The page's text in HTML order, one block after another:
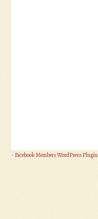
- Facebook Members WordPress Plugin